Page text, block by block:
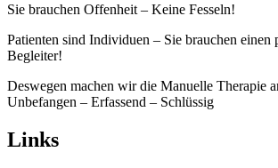
Sie brauchen Offenheit – Keine Fesseln!
Patienten sind Individuen – Sie brauchen einen
Begleiter!
Deswegen machen wir die Manuelle Therapie
Unbefangen – Erfassend – Schlüssig
Links